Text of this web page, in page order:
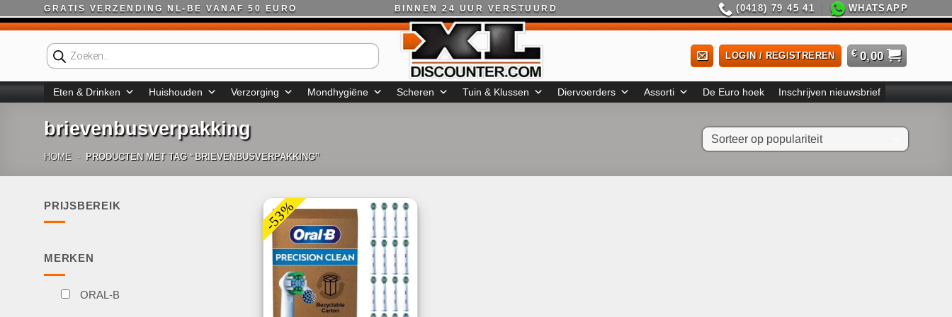
naar
GRATIS VERZENDING NL-BE VANAF 50 EURO BINNEN 24 UUR VERSTUURD (0418) 79 45 41 WHATSAPP
Producten
zoeken
LOGIN / REGISTREREN € 0,00
Eten & Drinken Huishouden Verzorging Mondhygiëne Scheren Tuin & Klussen Diervoerders Assorti De Euro hoek Inschrijven nieuwsbrief
brievenbusverpakking
HOME - PRODUCTEN MET TAG “BRIEVENBUSVERPAKKING”
PRIJSBEREIK
MERKEN
ORAL-B
-53%